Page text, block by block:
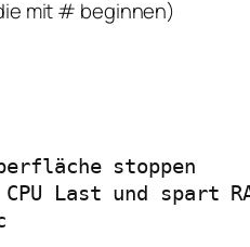
mit # beginnen)
stoppen
Last und spart